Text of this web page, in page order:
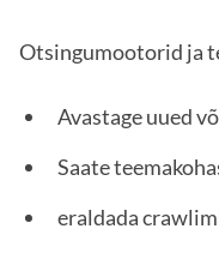
Otsingumootorid ja
Avastage uued
Saate
eraldada